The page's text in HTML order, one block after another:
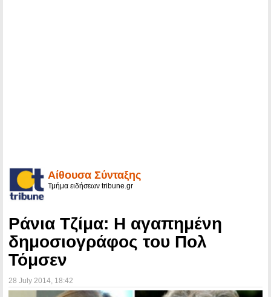
Αίθουσα Σύνταξης
Τμήμα ειδήσεων tribune.gr
Ράνια Τζίμα: Η αγαπημένη
δημοσιογράφος του Πολ
Τόμσεν
28 July 2014 , 18:42